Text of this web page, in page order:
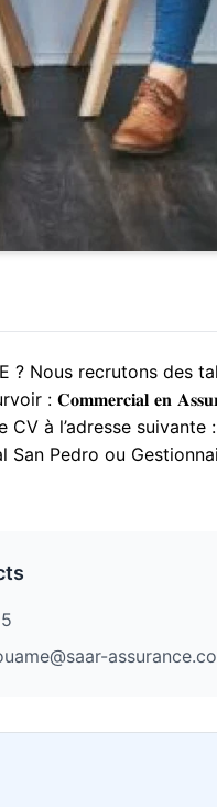
Nous recrutons des
: 𝐂𝐨𝐦𝐦𝐞𝐫𝐜𝐢𝐚𝐥 𝐞𝐧
CV à l’adresse
Pedro ou